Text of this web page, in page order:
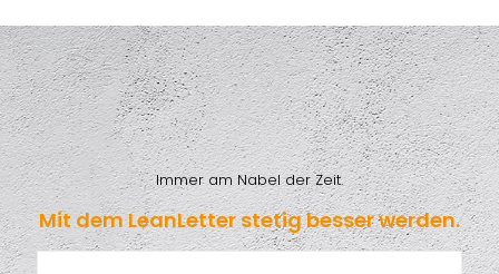
Immer am Nabel der Zeit.
Mit dem LeanLetter stetig besser werden.